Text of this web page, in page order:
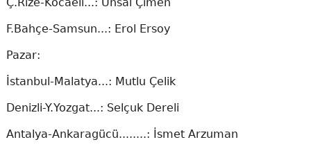
F.Bahçe-Samsun...: Erol Ersoy
Pazar:
İstanbul-Malatya...: Mutlu Çelik
Denizli-Y.Yozgat...: Selçuk Dereli
Antalya-Ankaragücü........: İsmet Arzuman